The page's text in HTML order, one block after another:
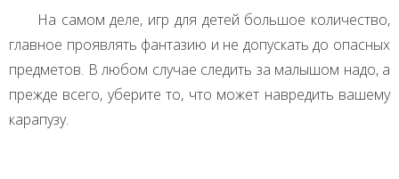
На самом деле, игр для детей большое количество,
главное проявлять фантазию и не допускать до опасных
предметов. В любом случае следить за малышом надо, а
прежде всего, уберите то, что может навредить вашему
карапузу.